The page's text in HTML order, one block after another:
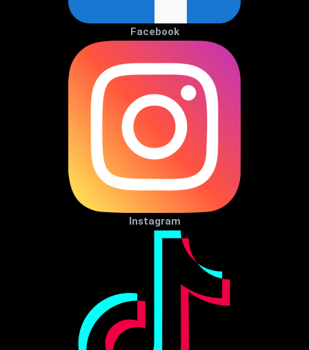
Facebook
Instagram